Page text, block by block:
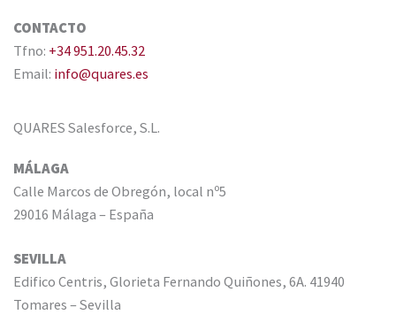
CONTACTO
Tfno: +34 951.20.45.32
Email: info@quares.es
QUARES Salesforce, S.L.
MÁLAGA
Calle Marcos de Obregón, local nº5
29016 Málaga – España
SEVILLA
Edifico Centris, Glorieta Fernando Quiñones, 6A. 41940
Tomares – Sevilla